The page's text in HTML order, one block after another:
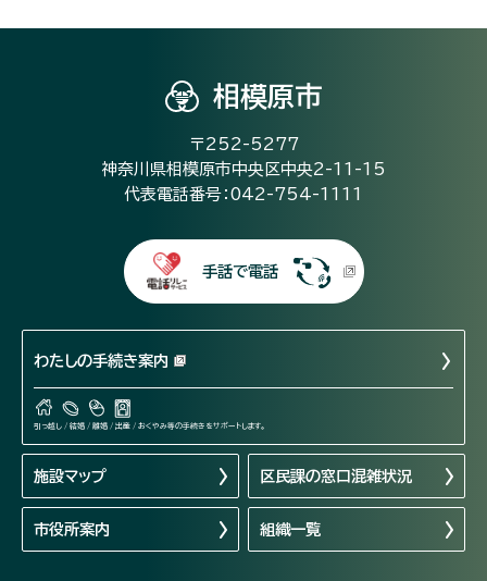
相模原市
〒252-5277
神奈川県相模原市中央区中央2-11-15
代表電話番号：042-754-1111
手話で電話
わたしの手続き案内
引っ越し / 結婚 / 離婚 / 出産 / おくやみ等の手続きをサポートします。
施設マップ 区民課の窓口混雑状況
市役所案内 組織一覧